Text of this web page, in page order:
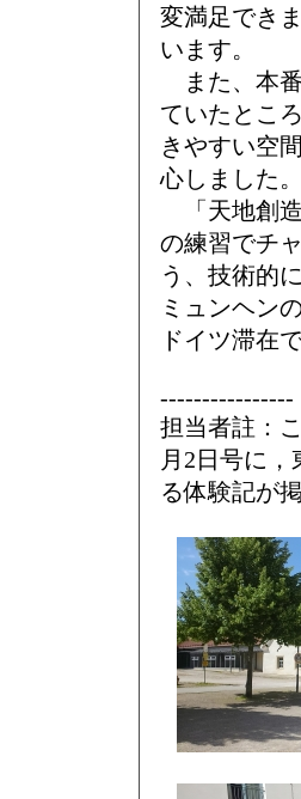
変満足でき
います。
また、本
ていたとこ
きやすい空
心しました
「天地創
の練習でチ
う、技術的
ミュンヘン
ドイツ滞在
----------------
担当者註：
月2日号に
る体験記が